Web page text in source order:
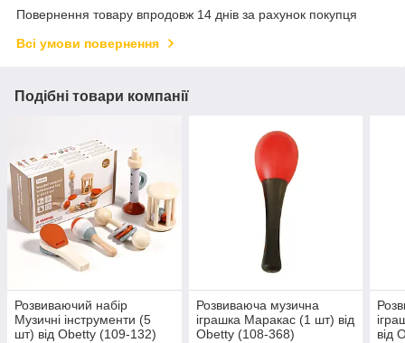
Повернення товару впродовж 14 днів за рахунок покупця
Всі умови повернення
Подібні товари компанії
Розвиваючий набір
Музичні інструменти (5
шт) від Obetty (109-132)
Розвиваюча музична
іграшка Маракас (1 шт) від
Obetty (108-368)
від